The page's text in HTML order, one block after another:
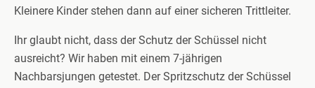
Kleinere Kinder stehen dann auf einer sicheren Trittleiter.
Ihr glaubt nicht, dass der Schutz der Schüssel nicht
ausreicht? Wir haben mit einem 7-jährigen
Nachbarsjungen getestet. Der Spritzschutz der Schüssel